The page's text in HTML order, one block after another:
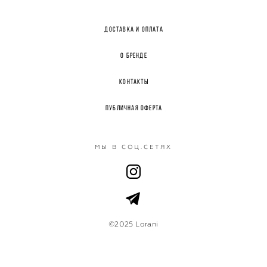
Доставка и оплата
О бренде
Контакты
Публичная оферта
МЫ В СОЦ.СЕТЯХ
©2025 Lorani